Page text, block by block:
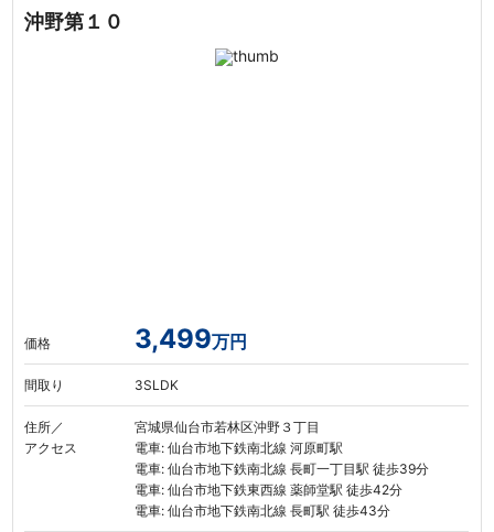
沖野第１０
価格 3,499万円
間取り 3SLDK
住所／
アクセス
宮城県仙台市若林区沖野３丁目
電車: 仙台市地下鉄南北線 河原町駅
電車: 仙台市地下鉄南北線 長町一丁目駅 徒歩39分
電車: 仙台市地下鉄東西線 薬師堂駅 徒歩42分
電車: 仙台市地下鉄南北線 長町駅 徒歩43分